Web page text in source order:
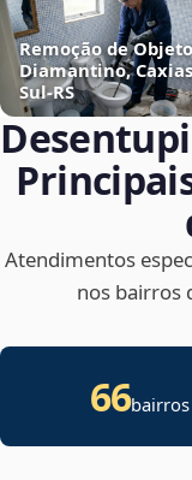
Remoção de
Diamantino,
Sul‑RS
Atendimentos
nos bairros
66bairros